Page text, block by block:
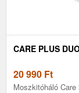
CARE PLUS
20 990 Ft
Moszkitóháló